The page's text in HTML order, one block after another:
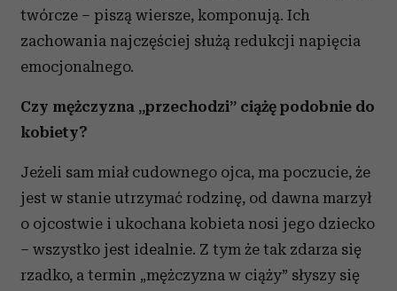
twórcze – piszą wiersze, komponują. Ich
zachowania najczęściej służą redukcji napięcia
emocjonalnego.
Czy mężczyzna „przechodzi” ciążę podobnie do
kobiety?
Jeżeli sam miał cudownego ojca, ma poczucie, że
jest w stanie utrzymać rodzinę, od dawna marzył
o ojcostwie i ukochana kobieta nosi jego dziecko
– wszystko jest idealnie. Z tym że tak zdarza się
rzadko, a termin „mężczyzna w ciąży” słyszy się